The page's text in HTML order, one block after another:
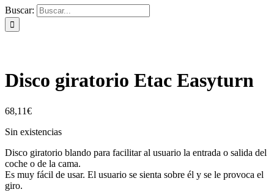
Buscar:
Disco giratorio Etac Easyturn
68,11€
Sin existencias
Disco giratorio blando para facilitar al usuario la entrada o salida del
coche o de la cama.
Es muy fácil de usar. El usuario se sienta sobre él y se le provoca el
giro.